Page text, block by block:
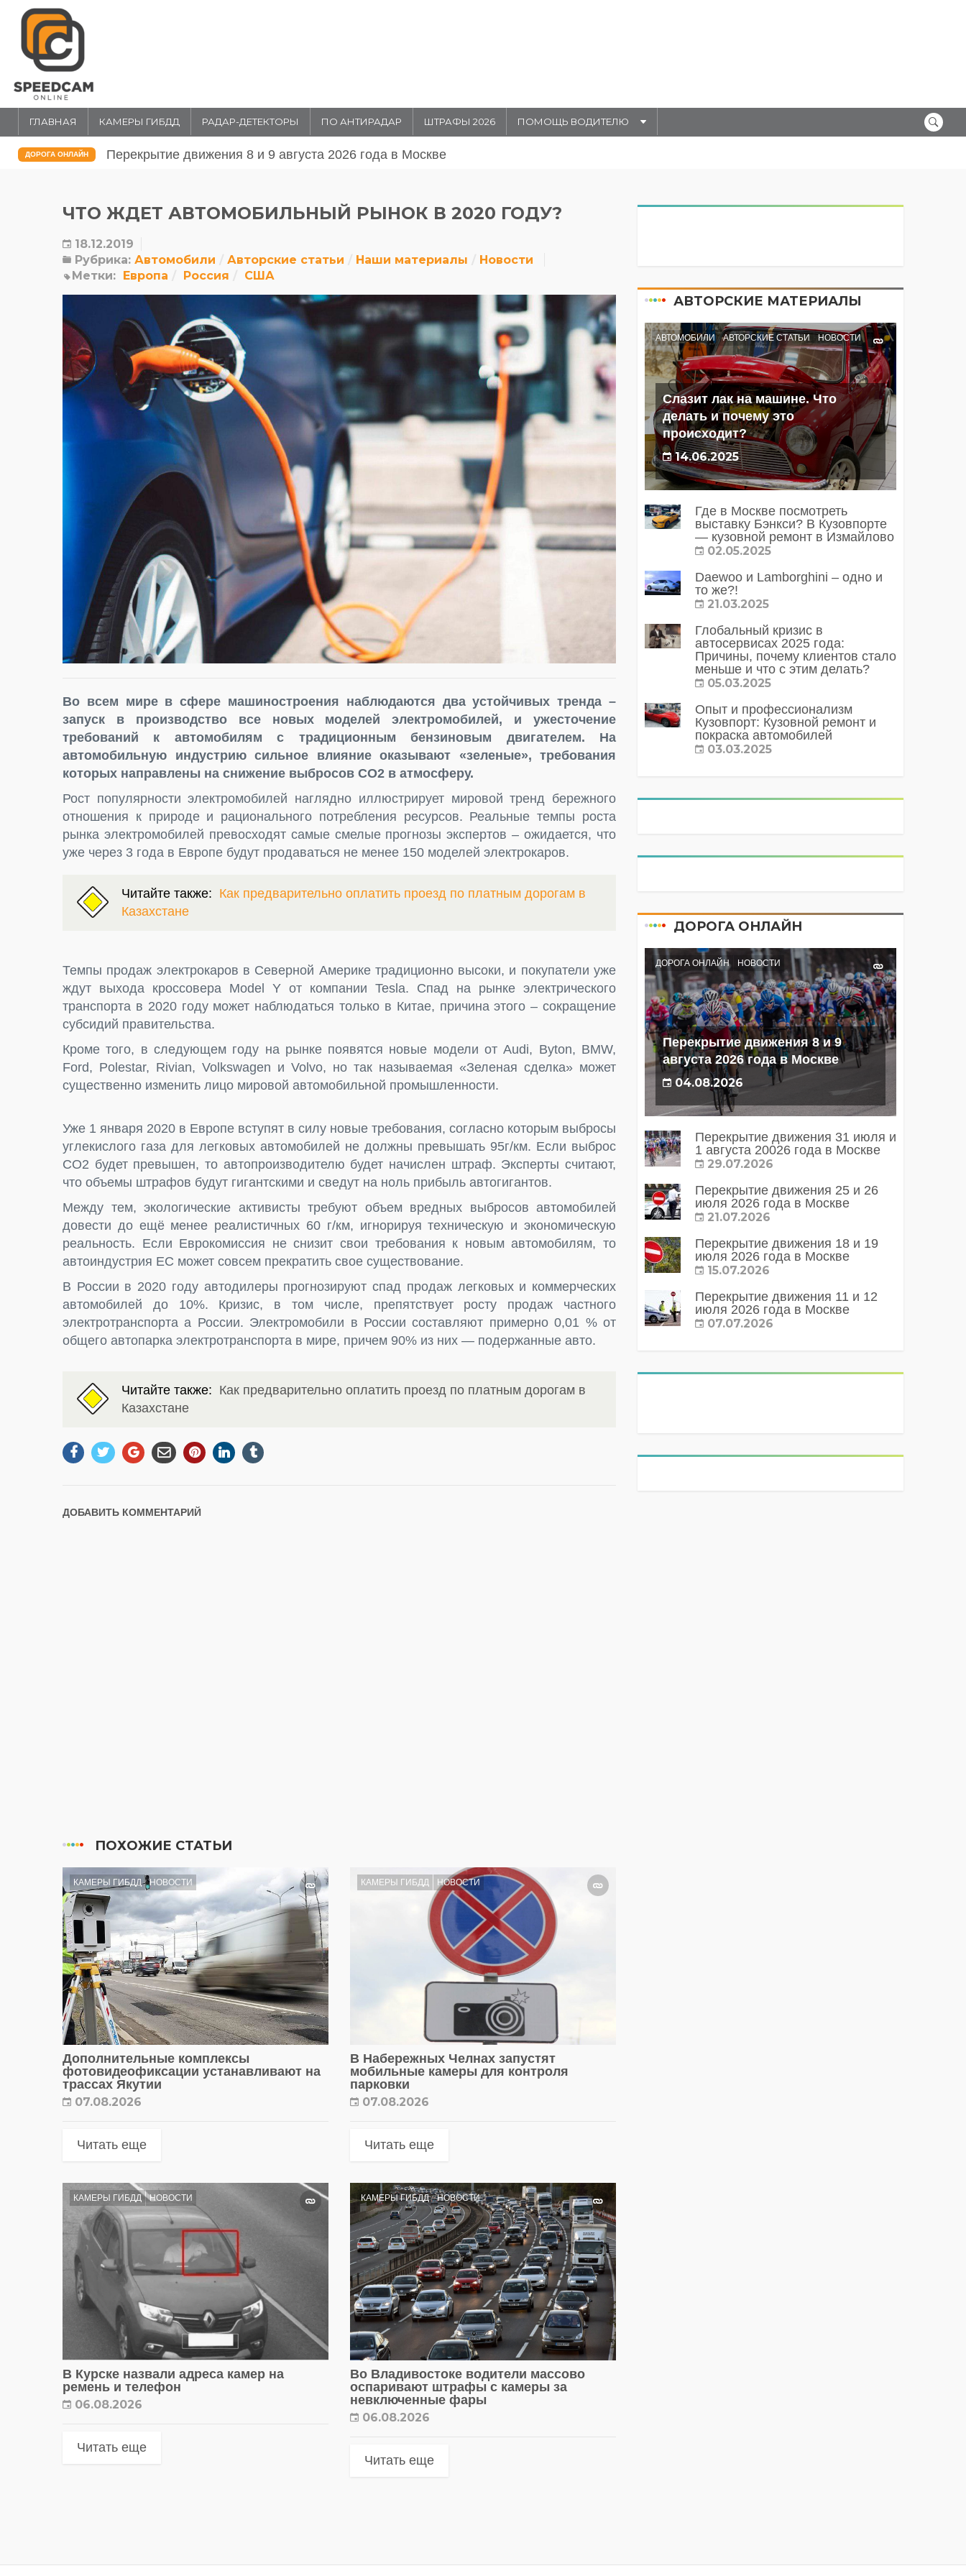
ГЛАВНАЯ КАМЕРЫ ГИБДД РАДАР-ДЕТЕКТОРЫ ПО АНТИРАДАР ШТРАФЫ 2026 ПОМОЩЬ ВОДИТЕЛЮ
ДОРОГА ОНЛАЙН Перекрытие движения 31 июля и 1 августа 20026 года в Москве
ЧТО ЖДЕТ АВТОМОБИЛЬНЫЙ РЫНОК В 2020 ГОДУ?
18.12.2019
Рубрика: Автомобили Авторские статьи Наши материалы
Новости
Метки: Европа Россия США
Во всем мире в сфере машиностроения наблюдаются два устойчивых тренда –
запуск в производство все новых моделей электромобилей, и ужесточение
требований к автомобилям с традиционным бензиновым двигателем. На
автомобильную индустрию сильное влияние оказывают «зеленые», требования
которых направлены на снижение выбросов СО2 в атмосферу.
Рост популярности электромобилей наглядно иллюстрирует мировой тренд бережного
отношения к природе и рационального потребления ресурсов. Реальные темпы роста
рынка электромобилей превосходят самые смелые прогнозы экспертов – ожидается, что
уже через 3 года в Европе будут продаваться не менее 150 моделей электрокаров.
Читайте также: Как предварительно оплатить проезд по платным дорогам в
Казахстане
Темпы продаж электрокаров в Северной Америке традиционно высоки, и покупатели уже
ждут выхода кроссовера Model Y от компании Tesla. Спад на рынке электрического
транспорта в 2020 году может наблюдаться только в Китае, причина этого – сокращение
субсидий правительства.
Кроме того, в следующем году на рынке появятся новые модели от Audi, Byton, BMW,
Ford, Polestar, Rivian, Volkswagen и Volvo, но так называемая «Зеленая сделка» может
существенно изменить лицо мировой автомобильной промышленности.
Уже 1 января 2020 в Европе вступят в силу новые требования, согласно которым выбросы
углекислого газа для легковых автомобилей не должны превышать 95г/км. Если выброс
СО2 будет превышен, то автопроизводителю будет начислен штраф. Эксперты считают,
что объемы штрафов будут гигантскими и сведут на ноль прибыль автогигантов.
Между тем, экологические активисты требуют объем вредных выбросов автомобилей
довести до ещё менее реалистичных 60 г/км, игнорируя техническую и экономическую
реальность. Если Еврокомиссия не снизит свои требования к новым автомобилям, то
автоиндустрия ЕС может совсем прекратить свое существование.
В России в 2020 году автодилеры прогнозируют спад продаж легковых и коммерческих
автомобилей до 10%. Кризис, в том числе, препятствует росту продаж частного
электротранспорта а России. Электромобили в России составляют примерно 0,01 % от
общего автопарка электротранспорта в мире, причем 90% из них — подержанные авто.
Читайте также: Как предварительно оплатить проезд по платным дорогам в
Казахстане
ДОБАВИТЬ КОММЕНТАРИЙ
ПОХОЖИЕ СТАТЬИ
КАМЕРЫ ГИБДД НОВОСТИ
Дополнительные комплексы
фотовидеофиксации устанавливают на
трассах Якутии
07.08.2026
Читать еще
КАМЕРЫ ГИБДД НОВОСТИ
В Набережных Челнах запустят
мобильные камеры для контроля
парковки
07.08.2026
Читать еще
КАМЕРЫ ГИБДД НОВОСТИ
В Курске назвали адреса камер на
ремень и телефон
06.08.2026
Читать еще
КАМЕРЫ ГИБДД НОВОСТИ
Во Владивостоке водители массово
оспаривают штрафы с камеры за
невключенные фары
06.08.2026
Читать еще
АВТОРСКИЕ МАТЕРИАЛЫ
АВТОМОБИЛИ АВТОРСКИЕ СТАТЬИ НОВОСТИ
Слазит лак на машине. Что
делать и почему это
происходит?
14.06.2025
Где в Москве посмотреть
выставку Бэнкси? В Кузовпорте
— кузовной ремонт в Измайлово
02.05.2025
Daewoo и Lamborghini – одно и
то же?!
21.03.2025
Глобальный кризис в
автосервисах 2025 года:
Причины, почему клиентов стало
меньше и что с этим делать?
05.03.2025
Опыт и профессионализм
Кузовпорт: Кузовной ремонт и
покраска автомобилей
03.03.2025
ДОРОГА ОНЛАЙН
ДОРОГА ОНЛАЙН НОВОСТИ
Перекрытие движения 8 и 9
августа 2026 года в Москве
04.08.2026
Перекрытие движения 31 июля и
1 августа 20026 года в Москве
29.07.2026
Перекрытие движения 25 и 26
июля 2026 года в Москве
21.07.2026
Перекрытие движения 18 и 19
июля 2026 года в Москве
15.07.2026
Перекрытие движения 11 и 12
июля 2026 года в Москве
07.07.2026